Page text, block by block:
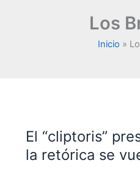
Los
Inicio
El “cliptoris”
la retórica se